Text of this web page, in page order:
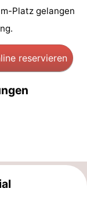
Platz gelangen
reservieren